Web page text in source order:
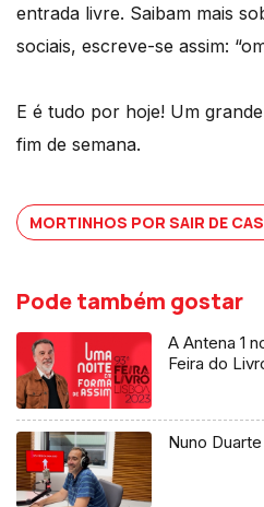
entrada livre. Saibam mais
sociais, escreve-se assim:
E é tudo por hoje! Um
fim de semana.
MORTINHOS POR SAIR DE
Pode também gostar
A Antena 1
Feira do
Nuno